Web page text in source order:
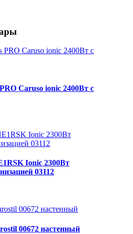
Caruso ionic 2400Вт с
Ionic 2300Вт
03112
00672 настенный